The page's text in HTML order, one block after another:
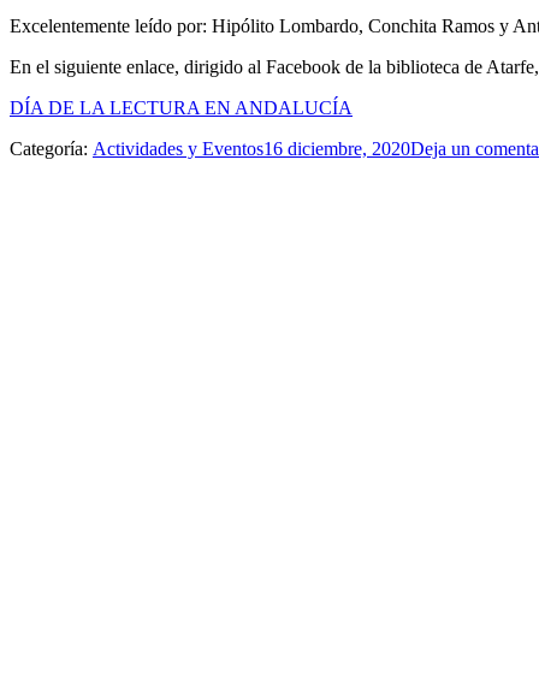
Excelentemente leído por: Hipólito Lombardo, Conchita Ramos y
En el siguiente enlace, dirigido al Facebook de la biblioteca de
DÍA DE LA LECTURA EN ANDALUCÍA
Categoría: Actividades y Eventos16 diciembre, 2020Deja un